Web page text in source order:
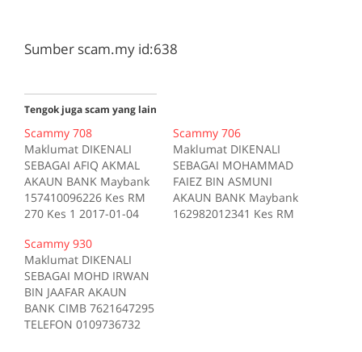
Sumber scam.my id:638
Tengok juga scam yang lain
Scammy 708
Maklumat DIKENALI
SEBAGAI AFIQ AKMAL
AKAUN BANK Maybank
157410096226 Kes RM
270 Kes 1 2017-01-04
Sumber scam.my id:708
Scammy 706
Maklumat DIKENALI
SEBAGAI MOHAMMAD
FAIEZ BIN ASMUNI
AKAUN BANK Maybank
162982012341 Kes RM
Scammy 930
Maklumat DIKENALI
SEBAGAI MOHD IRWAN
BIN JAAFAR AKAUN
BANK CIMB 7621647295
TELEFON 0109736732